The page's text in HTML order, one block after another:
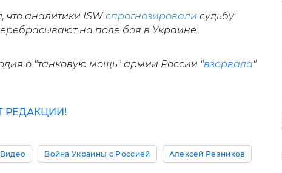
что аналитики ISWспрогнозировали судьбу
на поле боя в Украине.
о "танковую мощь" армии России "взорвала"
РЕДАКЦИИ!
Видео Война Украины с Россией Алексей Резников